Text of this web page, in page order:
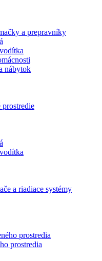
a prepravníky
nábytok
a riadiace systémy
prostredia
prostredia